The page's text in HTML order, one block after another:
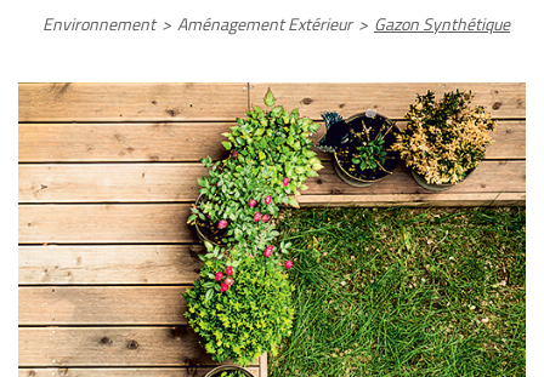
Environnement > Aménagement Extérieur > Gazon Synthétique